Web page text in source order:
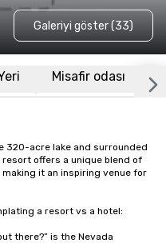
Galeriyi göster (33)
Misafir odası
320-acre lake and surrounded
offers a unique blend of
it an inspiring venue for
a resort vs a hotel: